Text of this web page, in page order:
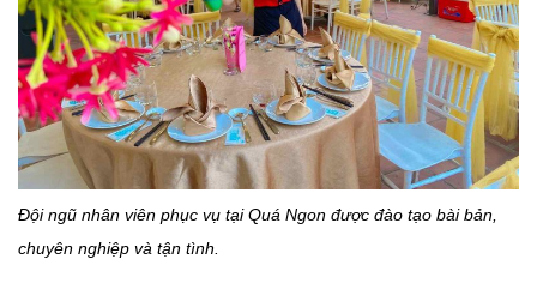
Đội ngũ nhân viên phục vụ tại Quá Ngon được đào tạo bài bản,
chuyên nghiệp và tận tình.